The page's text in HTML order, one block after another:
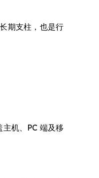
期支柱，也是行
机、PC 端及移